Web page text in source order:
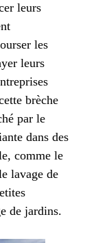
leurs
les
leurs
brèche
par le
dans des
comme le
lavage de
de jardins.